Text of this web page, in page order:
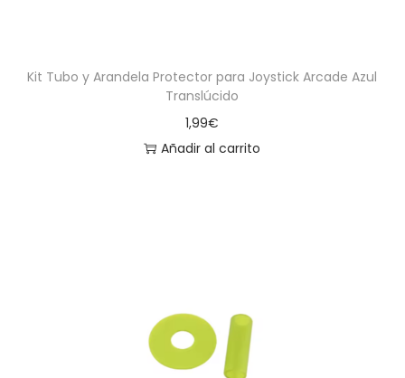
Kit Tubo y Arandela Protector para Joystick Arcade Azul
Translúcido
1,99€
Añadir al carrito